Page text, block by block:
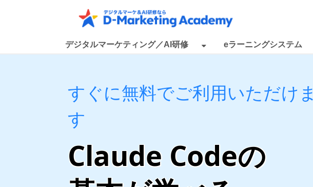
デジタルマーケティング／AI研修 eラーニングシステム
すぐに無料でご利用いただけま
す
Claude Codeの